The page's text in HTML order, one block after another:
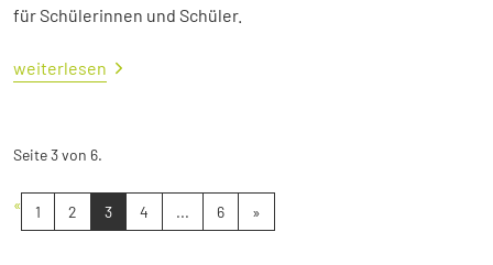
für Schülerinnen und Schüler.
weiterlesen
Seite 3 von 6.
« 1 2 3 4 ... 6 »